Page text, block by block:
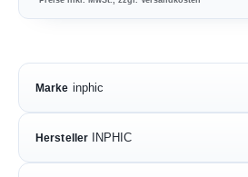
Marke inphic
Hersteller INPHIC